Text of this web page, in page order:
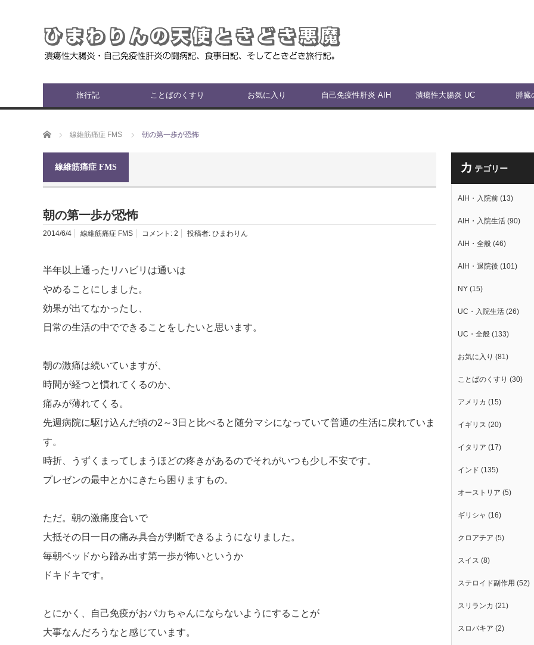
旅行記 ことばのくすり お気に入り 自己免疫性肝炎 AIH 潰瘍性大腸炎 UC 膵臓
ホーム 線維筋痛症 FMS 朝の第一歩が恐怖
線維筋痛症 FMS
朝の第一歩が恐怖
2014/6/4 線維筋痛症 FMS コメント: 2 投稿者: ひまわりん
半年以上通ったリハビリは通いは
やめることにしました。
効果が出てなかったし、
日常の生活の中でできることをしたいと思います。
朝の激痛は続いていますが、
時間が経つと慣れてくるのか、
痛みが薄れてくる。
先週病院に駆け込んだ頃の2～3日と比べると随分マシになっていて普通の生活に戻れていま
す。
時折、うずくまってしまうほどの疼きがあるのでそれがいつも少し不安です。
プレゼンの最中とかにきたら困りますもの。
ただ。朝の激痛度合いで
大抵その日一日の痛み具合が判断できるようになりました。
毎朝ベッドから踏み出す第一歩が怖いというか
ドキドキです。
とにかく、自己免疫がおバカちゃんにならないようにすることが
大事なんだろうなと感じています。
カ テゴリー
AIH・入院前 (13)
AIH・入院生活 (90)
AIH・全般 (46)
AIH・退院後 (101)
NY (15)
UC・入院生活 (26)
UC・全般 (133)
お気に入り (81)
ことばのくすり (30)
アメリカ (15)
イギリス (20)
イタリア (17)
インド (135)
オーストリア (5)
ギリシャ (16)
クロアチア (5)
スイス (8)
ステロイド副作用 (52)
スリランカ (21)
スロバキア (2)